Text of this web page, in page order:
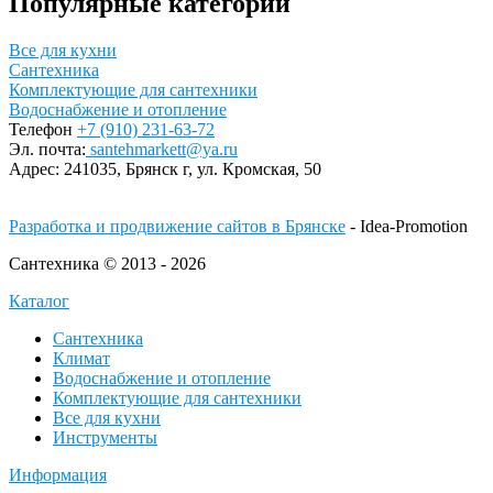
Все для кухни
Сантехника
Комплектующие для сантехники
Водоснабжение и отопление
Телефон +7 (910) 231-63-72
Эл. почта: santehmarkett@ya.ru
Адрес: 241035, Брянск г, ул. Кромская, 50
Разработка и продвижение сайтов в Брянске - Idea-Promotion
Сантехника © 2013 - 2026
Каталог
Сантехника
Климат
Водоснабжение и отопление
Комплектующие для сантехники
Все для кухни
Инструменты
Информация